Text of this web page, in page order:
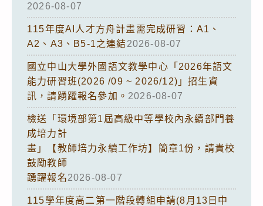
2026-08-07
115年度AI人才方舟計畫需完成研習：A1、
A2、A3、B5-1之連結2026-08-07
國立中山大學外國語文教學中心「2026年語文
能力研習班(2026 /09 ~ 2026/12)」招生資
訊，請踴躍報名參加。 2026-08-07
檢送「環境部第1屆高級中等學校內永續部門養
成培力計
畫」【教師培力永續工作坊】簡章1份，請貴校
鼓勵教師
踴躍報名2026-08-07
115學年度高二第一階段轉組申請(8月13日中